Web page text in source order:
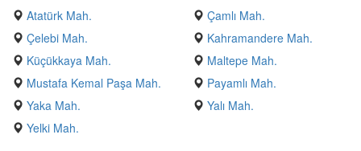
Atatürk Mah.
Çamlı Mah.
Çelebi Mah.
Kahramandere Mah.
Küçükkaya Mah.
Maltepe Mah.
Mustafa Kemal Paşa Mah.
Payamlı Mah.
Yaka Mah.
Yalı Mah.
Yelki Mah.